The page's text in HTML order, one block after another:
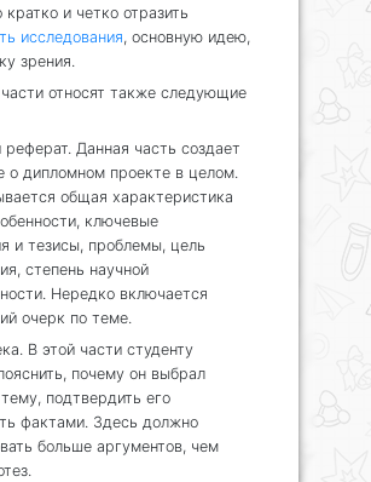
и четко отразить
исследования, основную идею,
зрения.
относят также следующие
Данная часть создает
о дипломном проекте в целом.
общая характеристика
ключевые
и тезисы, проблемы, цель
степень научной
Нередко включается
очерк по теме.
В этой части студенту
почему он выбрал
подтвердить его
фактами. Здесь должно
больше аргументов, чем